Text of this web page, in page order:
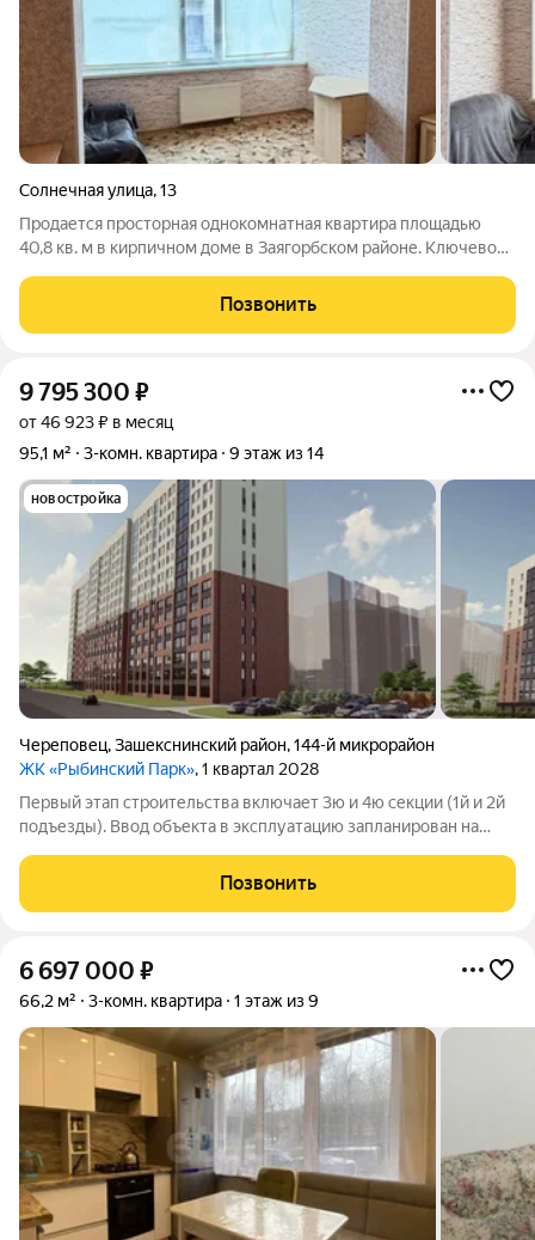
Солнечная улица,13
Продается просторная однокомнатная квартира площадью
40,8 кв. м в кирпичном доме в Заягорбском районе. Ключевое
увеличенной жилой зоной в 23,5 кв. м, что позволяет
комфортно разместить как спальное,
Позвонить
9 795 300 ₽
от 46 923 ₽ в месяц
95,1 м²
3-комн. квартира 9 этаж из 14
новостройка
Череповец,Зашекснинский район,144-й микрорайон
ЖК «Рыбинский Парк», 1 квартал 2028
Первый этап строительства включает 3ю и 4ю секции (1й и 2й
подъезды). Ввод объекта в эксплуатацию запланирован на
комфорткласса. В продаже квартиры с 1го по 8й этаж:
однокомнатные,
Позвонить
6 697 000 ₽
66,2 м² 3-комн. квартира 1 этаж из 9